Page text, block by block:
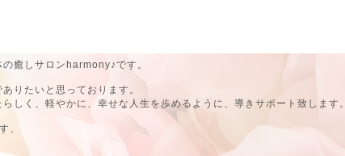
癒しサロンharmony♪です。
りたいと思っております。
しく、軽やかに、幸せな人生を歩めるように、導きサポート致します。
、